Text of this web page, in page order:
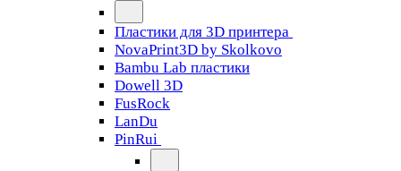
Пластики для 3D принтера
NovaPrint3D by Skolkovo
Bambu Lab пластики
Dowell 3D
FusRock
LanDu
PinRui